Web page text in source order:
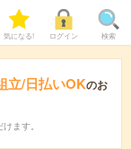
気になる! ログイン 検索
立/日払いOKのお
ます。